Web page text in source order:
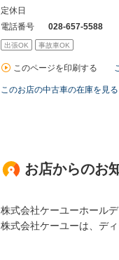
定休日
電話番号
028-657-5588
出張OK 事故車OK
このページを印刷する
このお店の中古車の在庫を見る
お店からのお
株式会社ケーユーホール
株式会社ケーユーは、デ